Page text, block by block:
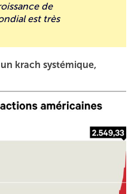
de
est très
krach systémique,